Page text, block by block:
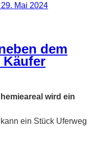
Mai 2024
dem
Käufer
wird ein
ein Stück Uferweg